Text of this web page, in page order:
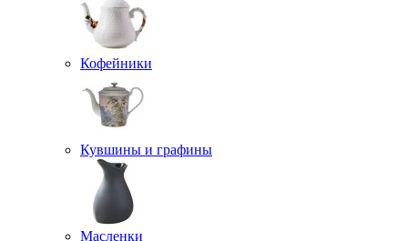
Кофейники
Кувшины и графины
Масленки